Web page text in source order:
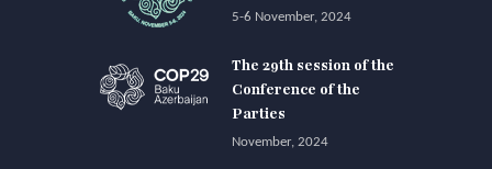
5-6 November, 2024
The 29th session of the
Conference of the
Parties
November, 2024